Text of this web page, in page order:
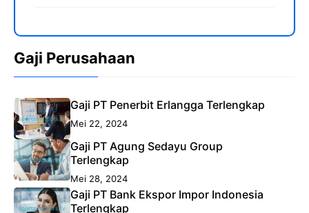
Gaji Perusahaan
Gaji PT Penerbit Erlangga Terlengkap
Mei 22, 2024
Gaji PT Agung Sedayu Group
Terlengkap
Mei 28, 2024
Gaji PT Bank Ekspor Impor Indonesia
Terlengkap